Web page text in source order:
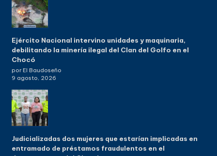
Ejército Nacional intervino unidades y maquinaria,
debilitando la minería ilegal del Clan del Golfo en el
Chocó
por El Baudoseño
9 agosto, 2026
Judicializadas dos mujeres que estarían implicadas en
entramado de préstamos fraudulentos en el